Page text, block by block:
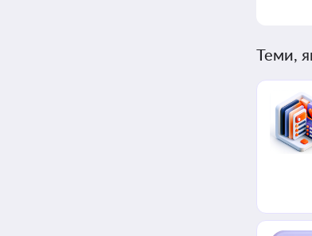
Теми,